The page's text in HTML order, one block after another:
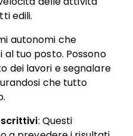
edili.
autonomi che
tuo posto. Possono
dei lavori e segnalare
che tutto
: Questi